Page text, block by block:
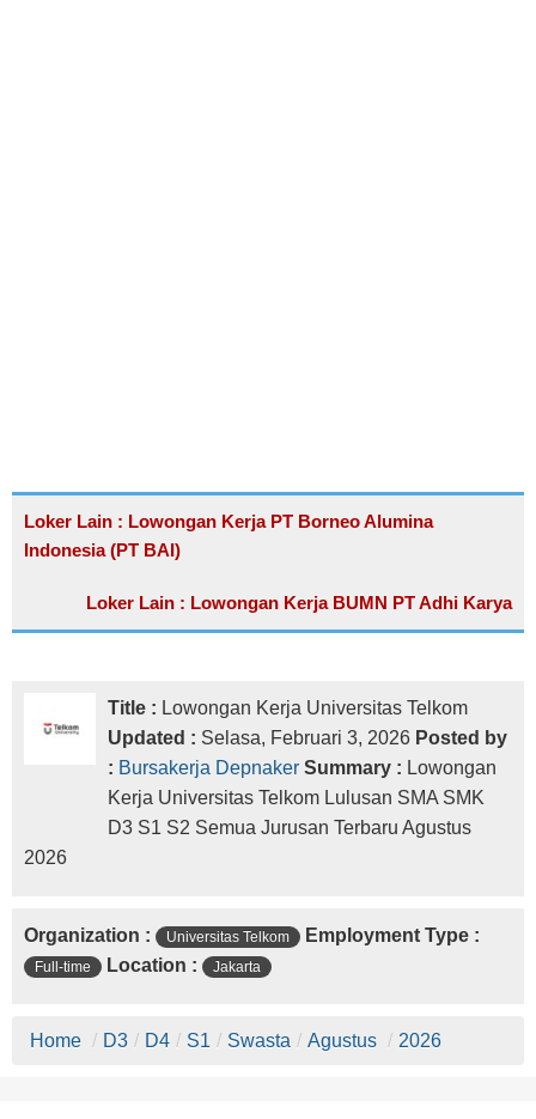
Loker Lain : Lowongan Kerja PT Borneo Alumina
Indonesia (PT BAI)
Loker Lain : Lowongan Kerja BUMN PT Adhi Karya
Title : Lowongan Kerja Universitas Telkom
Updated : Selasa, Februari 3, 2026 Posted by
: Bursakerja Depnaker Summary : Lowongan
Kerja Universitas Telkom Lulusan SMA SMK
D3 S1 S2 Semua Jurusan Terbaru Agustus
2026
Organization : Universitas Telkom Employment Type :
Full-time Location : Jakarta
Home / D3 / D4 / S1 / Swasta / Agustus / 2026